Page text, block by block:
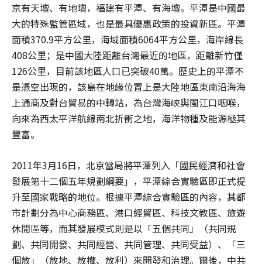
京有天壇、有地壇，福建有平潭、有海壇。平潭是中國最
大的特殊監管區域，也是最具優惠政策的投資新區。平潭
面積370.9平方公里，海域面積6064平方公里，海岸線長
408公里；是中國大陸距離台灣最近的地區，距離新竹僅
126公里，目前該地區人口已突破40萬。歷史上的平潭不
是憑空出現的，該島在地緣位置上是大陸地區東南沿海海
上通商及對台貿易的中轉站，為台灣海峽與閩江口咽喉，
向來為西太平洋航線南北折衝之地，海洋物種及能源極其
豐富。
2011年3月16日，北京當局將平潭列入「國民經濟和社會
發展第十二個五年規劃綱要」，平潭綜合實驗區即正式提
升至國家戰略的地位。根據平潭綜合實驗區的內容，其都
市計劃分為中心商務區、港口經貿區、科技文教區、旅遊
休閒區等，而其發展模式則是以「五個共同」（共同規
劃、共同開發、共同經營、共同管理、共同受益）、「三
個放」（放地、放權、放利）來開發和治理。爾後，中共